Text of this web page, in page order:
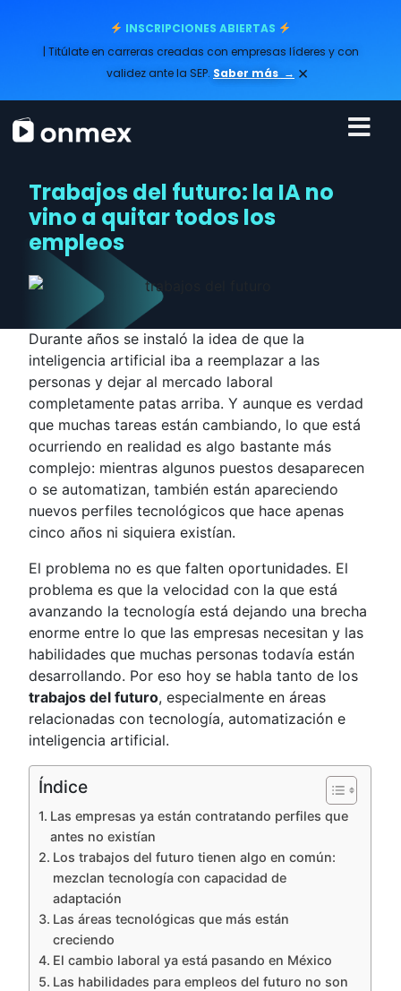
INSCRIPCIONES ABIERTAS
| Titúlate en carreras creadas con empresas líderes y con
validez ante la SEP. Saber más → ×
Trabajos del futuro: la IA no
vino a quitar todos los
empleos
Durante años se instaló la idea de que la
inteligencia artificial iba a reemplazar a las
personas y dejar al mercado laboral
completamente patas arriba. Y aunque es verdad
que muchas tareas están cambiando, lo que está
ocurriendo en realidad es algo bastante más
complejo: mientras algunos puestos desaparecen
o se automatizan, también están apareciendo
nuevos perfiles tecnológicos que hace apenas
cinco años ni siquiera existían.
El problema no es que falten oportunidades. El
problema es que la velocidad con la que está
avanzando la tecnología está dejando una brecha
enorme entre lo que las empresas necesitan y las
habilidades que muchas personas todavía están
desarrollando. Por eso hoy se habla tanto de los
trabajos del futuro, especialmente en áreas
relacionadas con tecnología, automatización e
inteligencia artificial.
Índice
Las empresas ya están contratando perfiles que
antes no existían
Los trabajos del futuro tienen algo en común:
mezclan tecnología con capacidad de
adaptación
Las áreas tecnológicas que más están
creciendo
El cambio laboral ya está pasando en México
Las habilidades para empleos del futuro no son